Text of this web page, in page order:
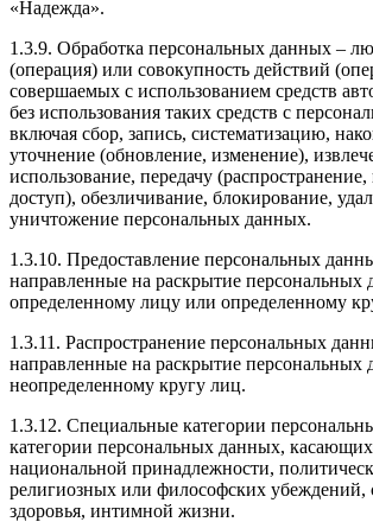
«Надежда».
1.3.9. Обработка персональных данных –
(операция) или совокупность действий
совершаемых с использованием средств
без использования таких средств с
включая сбор, запись, систематизацию,
уточнение (обновление, изменение),
использование, передачу (распространение,
доступ), обезличивание, блокирование,
уничтожение персональных данных.
1.3.10. Предоставление персональных
направленные на раскрытие персональных
определенному лицу или определенному
1.3.11. Распространение персональных
направленные на раскрытие персональных
неопределенному кругу лиц.
1.3.12. Специальные категории
категории персональных данных,
национальной принадлежности,
религиозных или философских убеждений,
здоровья, интимной жизни.